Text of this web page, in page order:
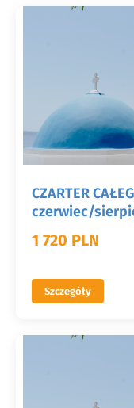
CZARTER
czerwiec/
1 720 PLN
Szczegóły